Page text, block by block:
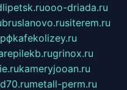
ooo-driada.ru
bruslanovo.rusiterem.ru
kafekolizey.ru
grinox.ru
kameryjooan.ru
metall-perm.ru